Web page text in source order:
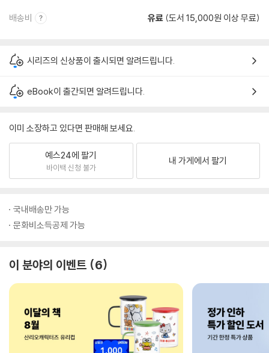
배송비 유료 (도서 15,000원 이상 무료)
시리즈의 신상품이 출시되면 알려드립니다.
eBook이 출간되면 알려드립니다.
이미 소장하고 있다면 판매해 보세요.
예스24에 팔기
바이백 신청 불가
내 가게에서 팔기
국내배송만 가능
문화비소득공제 가능
이 분야의 이벤트 6